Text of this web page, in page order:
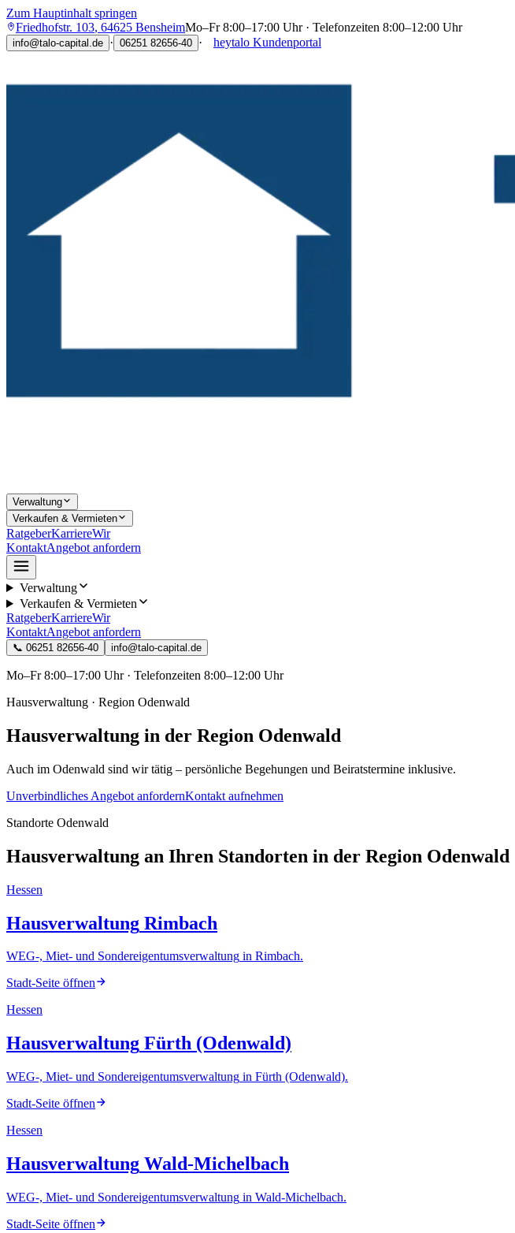
Zum Hauptinhalt springen
Friedhofstr. 103, 64625 BensheimMo–Fr 8:00–17:00 Uhr · Telefonzeiten 8:00–12:00 Uhr
info@talo-capital.de · 06251 82656-40 · heytalo Kundenportal
Verwaltung
Verkaufen & Vermieten
RatgeberKarriereWir
KontaktAngebot anfordern
Verwaltung
Verkaufen & Vermieten
RatgeberKarriereWir
KontaktAngebot anfordern
📞 06251 82656-40 info@talo-capital.de
Mo–Fr 8:00–17:00 Uhr · Telefonzeiten 8:00–12:00 Uhr
Hausverwaltung · Region Odenwald
Hausverwaltung in der Region Odenwald
Auch im Odenwald sind wir tätig – persönliche Begehungen und Beiratstermine inklusive.
Unverbindliches Angebot anfordernKontakt aufnehmen
Standorte Odenwald
Hausverwaltung an Ihren Standorten in der Region Odenwald
Hessen
Hausverwaltung Rimbach
WEG-, Miet- und Sondereigentumsverwaltung in Rimbach.
Stadt-Seite öffnen
Hessen
Hausverwaltung Fürth (Odenwald)
WEG-, Miet- und Sondereigentumsverwaltung in Fürth (Odenwald).
Stadt-Seite öffnen
Hessen
Hausverwaltung Wald-Michelbach
WEG-, Miet- und Sondereigentumsverwaltung in Wald-Michelbach.
Stadt-Seite öffnen